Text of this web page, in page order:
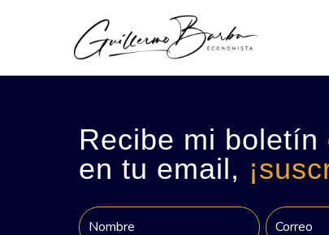
Recibe mi
en tu email,